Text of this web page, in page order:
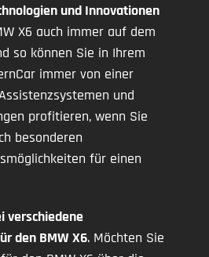
und Innovationen
X6 auch immer auf dem
so können Sie in Ihrem
immer von einer
und
profitieren, wenn Sie
besonderen
für einen
verschiedene
den BMW X6. Möchten Sie